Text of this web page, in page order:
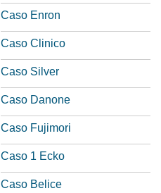
Caso Enron
Caso Clinico
Caso Silver
Caso Danone
Caso Fujimori
Caso 1 Ecko
Caso Belice